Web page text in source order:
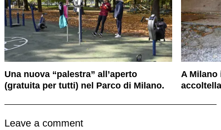
Una nuova “palestra” all’aperto
(gratuita per tutti) nel Parco di Milano.
A Milano
Leave a comment